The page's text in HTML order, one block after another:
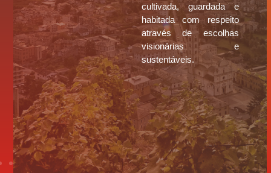
cultivada, guardada e
habitada com respeito
através de escolhas
visionárias e
sustentáveis.